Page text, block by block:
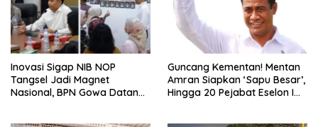
Inovasi Sigap NIB NOP
Tangsel Jadi Magnet
Nasional, BPN Gowa Datang
Guncang Kementan! Mentan
Amran Siapkan ‘Sapu Besar’,
Hingga 20 Pejabat Eselon I